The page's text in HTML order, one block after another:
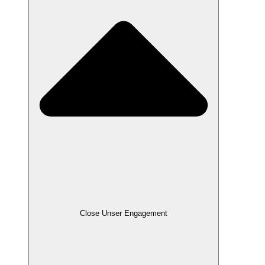
Close Unser Engagement